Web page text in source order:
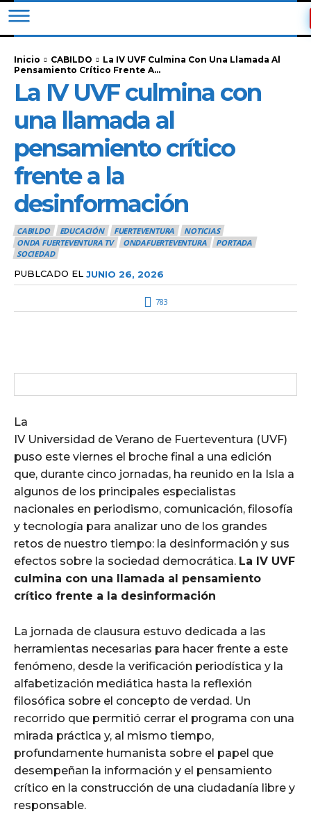
Inicio CABILDO
La IV UVF Culmina Con Una Llamada Al
Pensamiento Crítico Frente A...
La IV UVF culmina con
una llamada al
pensamiento crítico
frente a la
desinformación
CABILDO EDUCACIÓN FUERTEVENTURA
NOTICIAS
ONDA FUERTEVENTURA TV
ONDAFUERTEVENTURA
PORTADA
SOCIEDAD
PUBLCADO EL JUNIO 26, 2026
783
La
IV Universidad de Verano de Fuerteventura (UVF)
puso este viernes el broche final a una edición
que, durante cinco jornadas, ha reunido en la Isla a
algunos de los principales especialistas
nacionales en periodismo, comunicación, filosofía
y tecnología para analizar uno de los grandes
retos de nuestro tiempo: la desinformación y sus
efectos sobre la sociedad democrática. La IV UVF
culmina con una llamada al pensamiento
crítico frente a la desinformación
La jornada de clausura estuvo dedicada a las
herramientas necesarias para hacer frente a este
fenómeno, desde la verificación periodística y la
alfabetización mediática hasta la reflexión
filosófica sobre el concepto de verdad. Un
recorrido que permitió cerrar el programa con una
mirada práctica y, al mismo tiempo,
profundamente humanista sobre el papel que
desempeñan la información y el pensamiento
crítico en la construcción de una ciudadanía libre y
responsable.